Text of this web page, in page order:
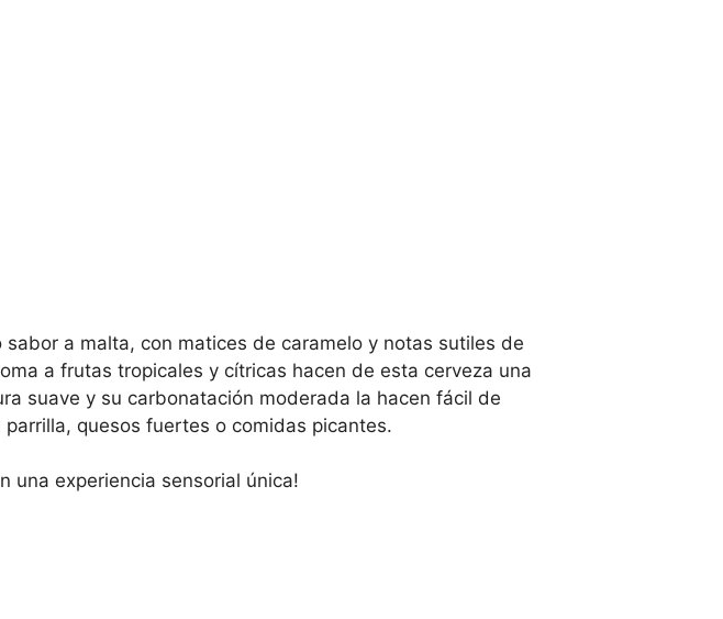
a malta, con matices de caramelo y notas sutiles de
a frutas tropicales y cítricas hacen de esta cerveza una
suave y su carbonatación moderada la hacen fácil de
quesos fuertes o comidas picantes.
una experiencia sensorial única!